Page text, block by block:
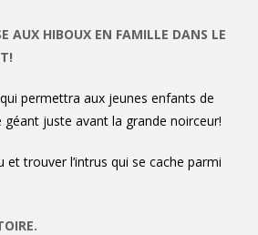
AUX HIBOUX EN FAMILLE DANS LE
permettra aux jeunes enfants de
juste avant la grande noirceur!
et trouver l’intrus qui se cache parmi